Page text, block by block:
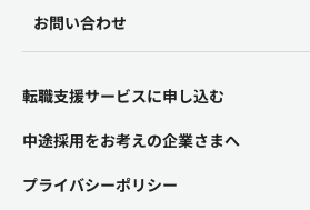
お問い合わせ
転職支援サービスに申し込む
中途採用をお考えの企業さまへ
プライバシーポリシー